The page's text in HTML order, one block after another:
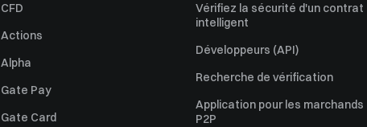
CFD
Actions
Alpha
Gate Pay
Gate Card
Vérifiez la sécurité d'un contrat
intelligent
Développeurs (API)
Recherche de vérification
Application pour les marchands
P2P